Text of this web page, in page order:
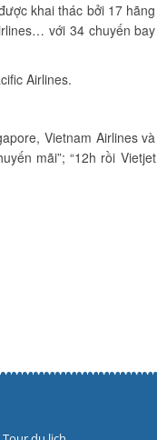
khai thác bởi 17 hãng
với 34 chuyến bay
Airlines.
Vietnam Airlines và
mãi”; “12h rồi Vietjet